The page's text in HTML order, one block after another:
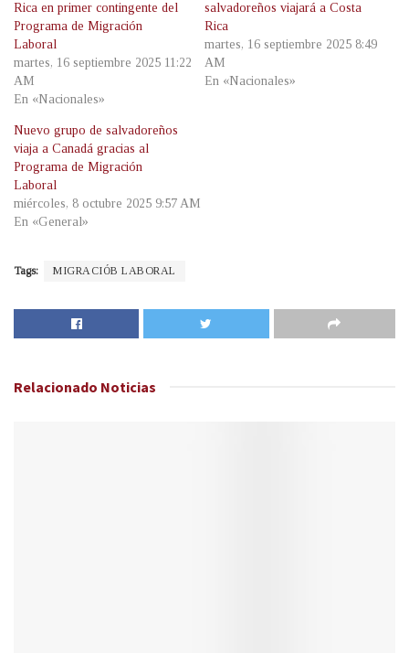
Rica en primer contingente del
Programa de Migración
Laboral
martes, 16 septiembre 2025 11:22
AM
En «Nacionales»
salvadoreños viajará a Costa
Rica
martes, 16 septiembre 2025 8:49
AM
En «Nacionales»
Nuevo grupo de salvadoreños
viaja a Canadá gracias al
Programa de Migración
Laboral
miércoles, 8 octubre 2025 9:57 AM
En «General»
Tags: MIGRACIÓB LABORAL
Relacionado Noticias